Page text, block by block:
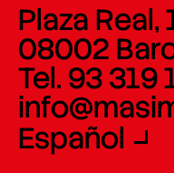
Plaza Real,
08002
Tel. 93 319
Español